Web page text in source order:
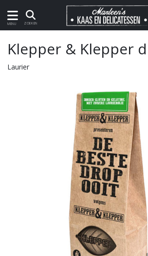
MENU ZOEKEN
Klepper & Klepper
Laurier